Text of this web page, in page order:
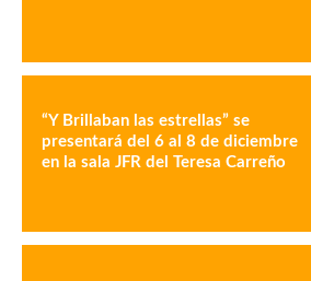
“Y Brillaban las estrellas” se
presentará del 6 al 8 de diciembre
en la sala JFR del Teresa Carreño